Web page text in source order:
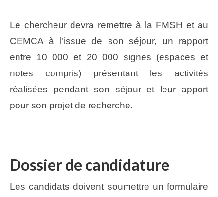
Le chercheur devra remettre à la FMSH et au
CEMCA à l’issue de son séjour, un rapport
entre 10 000 et 20 000 signes (espaces et
notes compris) présentant les activités
réalisées pendant son séjour et leur apport
pour son projet de recherche.
Dossier de candidature
Les candidats doivent soumettre un formulaire